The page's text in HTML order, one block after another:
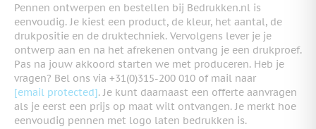
Pennen ontwerpen en bestellen bij Bedrukken.nl is
eenvoudig. Je kiest een product, de kleur, het aantal, de
drukpositie en de druktechniek. Vervolgens lever je je
ontwerp aan en na het afrekenen ontvang je een drukproef.
Pas na jouw akkoord starten we met produceren. Heb je
vragen? Bel ons via +31(0)315-200 010 of mail naar
[email protected]. Je kunt daarnaast een offerte aanvragen
als je eerst een prijs op maat wilt ontvangen. Je merkt hoe
eenvoudig pennen met logo laten bedrukken is.